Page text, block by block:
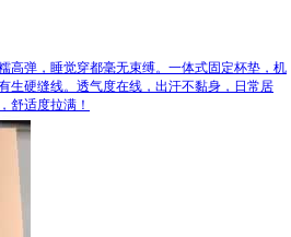
高弹，睡觉穿都毫无束缚。一体式固定杯垫，机
生硬缝线。透气度在线，出汗不黏身，日常居
舒适度拉满！